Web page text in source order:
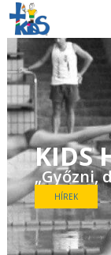
KIDS
„Győzni,
HÍREK